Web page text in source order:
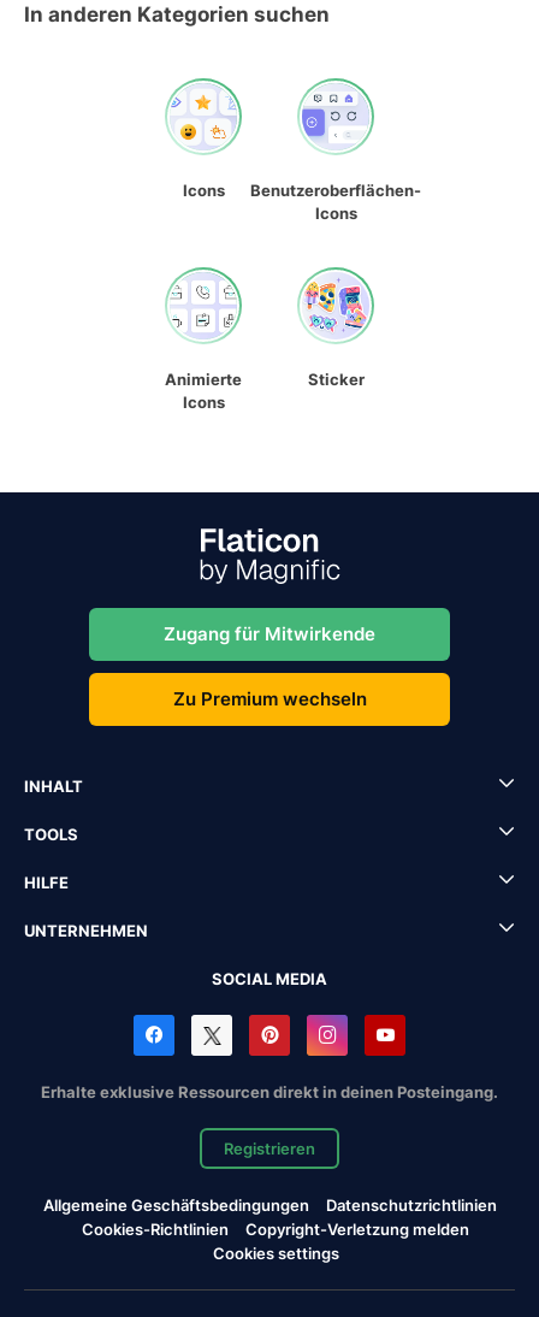
In anderen Kategorien suchen
Icons
Benutzeroberflächen-
Icons
Animierte
Icons
Sticker
Zugang für Mitwirkende
Zu Premium wechseln
INHALT
TOOLS
HILFE
UNTERNEHMEN
SOCIAL MEDIA
Erhalte exklusive Ressourcen direkt in deinen Posteingang.
Registrieren
Allgemeine Geschäftsbedingungen
Datenschutzrichtlinien
Cookies-Richtlinien
Copyright-Verletzung melden
Cookies settings